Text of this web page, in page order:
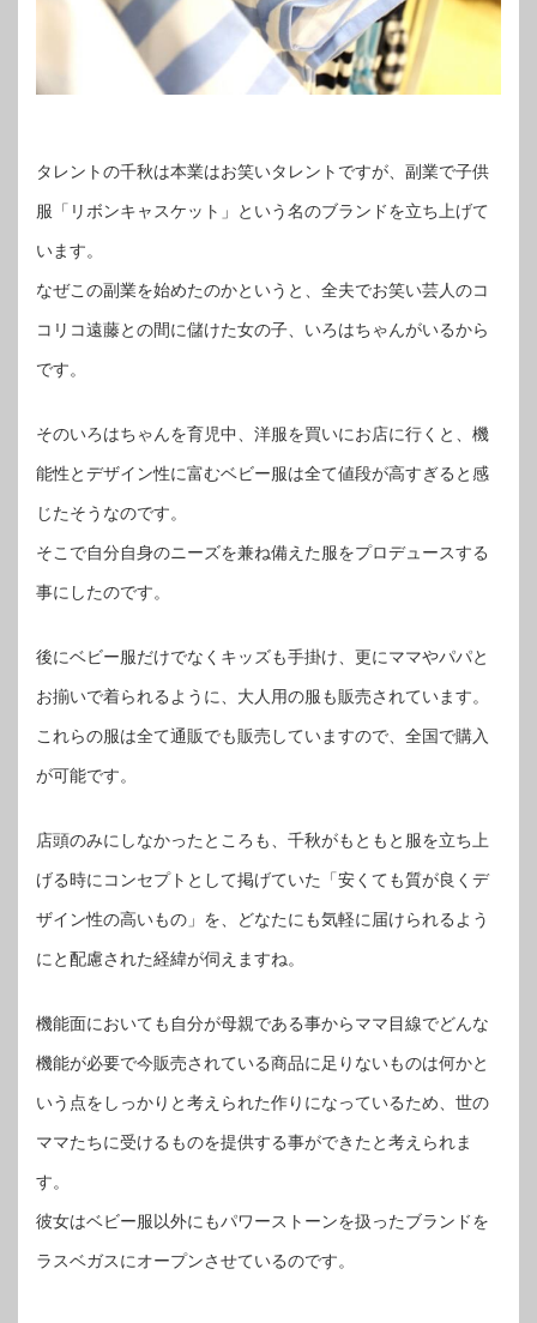
タレントの千秋は本業はお笑いタレントですが、副業で子供
服「リボンキャスケット」という名のブランドを立ち上げて
います。
なぜこの副業を始めたのかというと、全夫でお笑い芸人のコ
コリコ遠藤との間に儲けた女の子、いろはちゃんがいるから
です。
そのいろはちゃんを育児中、洋服を買いにお店に行くと、機
能性とデザイン性に富むベビー服は全て値段が高すぎると感
じたそうなのです。
そこで自分自身のニーズを兼ね備えた服をプロデュースする
事にしたのです。
後にベビー服だけでなくキッズも手掛け、更にママやパパと
お揃いで着られるように、大人用の服も販売されています。
これらの服は全て通販でも販売していますので、全国で購入
が可能です。
店頭のみにしなかったところも、千秋がもともと服を立ち上
げる時にコンセプトとして掲げていた「安くても質が良くデ
ザイン性の高いもの」を、どなたにも気軽に届けられるよう
にと配慮された経緯が伺えますね。
機能面においても自分が母親である事からママ目線でどんな
機能が必要で今販売されている商品に足りないものは何かと
いう点をしっかりと考えられた作りになっているため、世の
ママたちに受けるものを提供する事ができたと考えられま
す。
彼女はベビー服以外にもパワーストーンを扱ったブランドを
ラスベガスにオープンさせているのです。